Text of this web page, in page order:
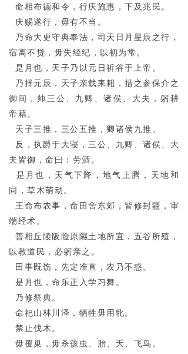
命相布德和令，行庆施惠，下及兆民。
庆赐遂行，毋有不当。
乃命大史守典奉法，司天日月星辰之行，
宿离不贷，毋失经纪，以初为常。
是月也，天子乃以元日祈谷于上帝。
乃择元辰，天子亲载耒耜，措之参保介之
御间，帅三公、九卿、诸侯、大夫，躬耕
帝藉。
天子三推，三公五推，卿诸侯九推。
反，执爵于大寝，三公、九卿、诸侯、大
夫皆御，命曰：劳酒。
是月也，天气下降，地气上腾，天地和
同，草木萌动。
王命布农事，命田舍东郊，皆修封疆，审
端经术。
善相丘陵阪险原隰土地所宜，五谷所殖，
以教道民，必躬亲之。
田事既饬，先定准直，农乃不惑。
是月也，命乐正入学习舞。
乃修祭典。
命祀山林川泽，牺牲毋用牝。
禁止伐木。
毋覆巢，毋杀孩虫、胎、夭、飞鸟。